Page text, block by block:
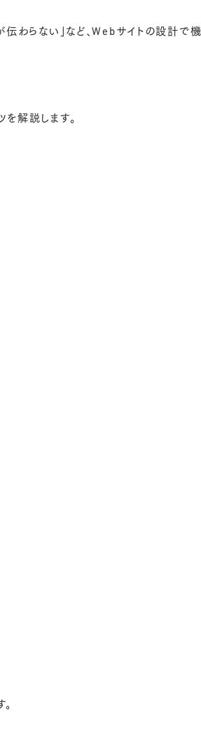
わらない」など、Webサイトの設計で
解説します。